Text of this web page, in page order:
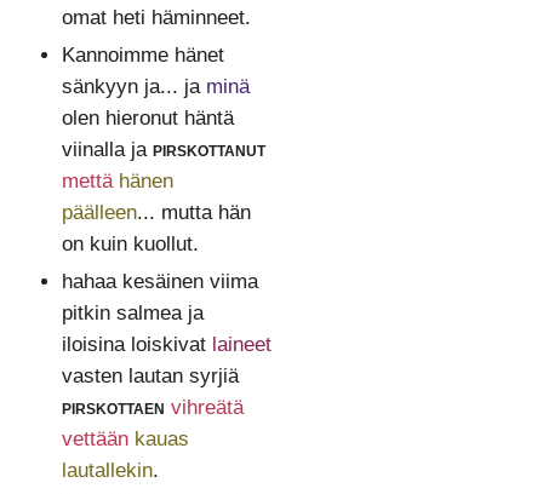
omat heti häminneet.
Kannoimme hänet
sänkyyn ja... ja minä
olen hieronut häntä
viinalla ja pirskottanut
mettä hänen
päälleen... mutta hän
on kuin kuollut.
hahaa kesäinen viima
pitkin salmea ja
iloisina loiskivat laineet
vasten lautan syrjiä
pirskottaen vihreätä
vettään kauas
lautallekin.